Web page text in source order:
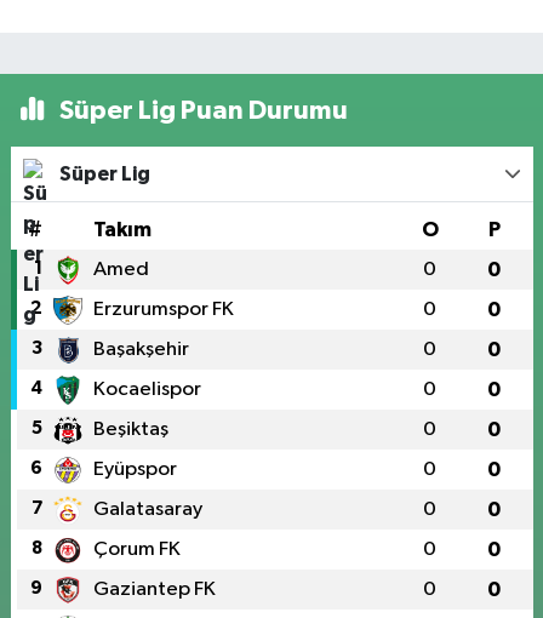
Süper Lig Puan Durumu
Süper Lig
# Takım O P
1 Amed 0 0
2 Erzurumspor FK 0 0
3 Başakşehir 0 0
4 Kocaelispor 0 0
5 Beşiktaş 0 0
6 Eyüpspor 0 0
7 Galatasaray 0 0
8 Çorum FK 0 0
9 Gaziantep FK 0 0